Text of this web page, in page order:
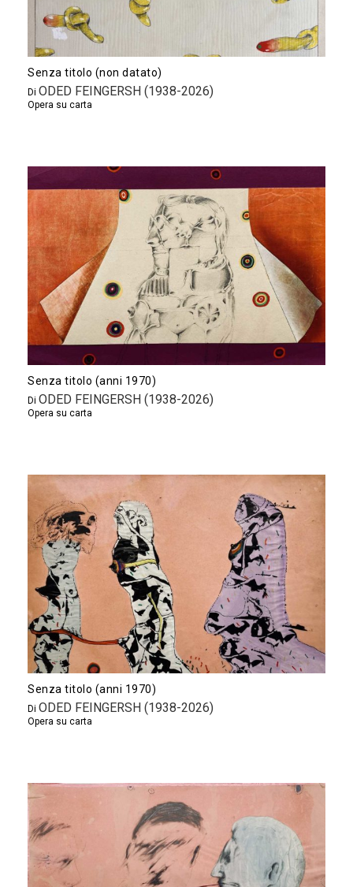
Senza titolo (non datato)
Di ODED FEINGERSH (1938-2026)
Opera su carta
Senza titolo (anni 1970)
Di ODED FEINGERSH (1938-2026)
Opera su carta
Senza titolo (anni 1970)
Di ODED FEINGERSH (1938-2026)
Opera su carta